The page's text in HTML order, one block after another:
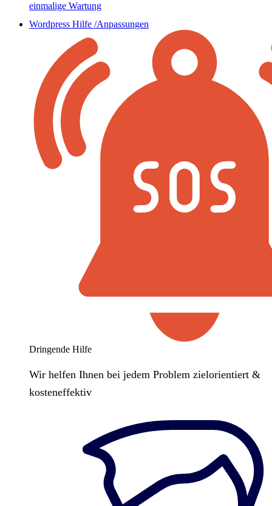
einmalige Wartung
Wordpress Hilfe /Anpassungen
Dringende Hilfe
Wir helfen Ihnen bei jedem Problem zielorientiert &
kosteneffektiv